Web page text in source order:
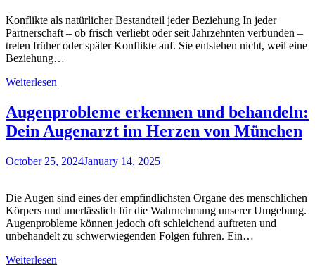
Konflikte als natürlicher Bestandteil jeder Beziehung In jeder
Partnerschaft – ob frisch verliebt oder seit Jahrzehnten verbunden –
treten früher oder später Konflikte auf. Sie entstehen nicht, weil eine
Beziehung…
Weiterlesen
Augenprobleme erkennen und behandeln:
Dein Augenarzt im Herzen von München
October 25, 2024January 14, 2025
Die Augen sind eines der empfindlichsten Organe des menschlichen
Körpers und unerlässlich für die Wahrnehmung unserer Umgebung.
Augenprobleme können jedoch oft schleichend auftreten und
unbehandelt zu schwerwiegenden Folgen führen. Ein…
Weiterlesen